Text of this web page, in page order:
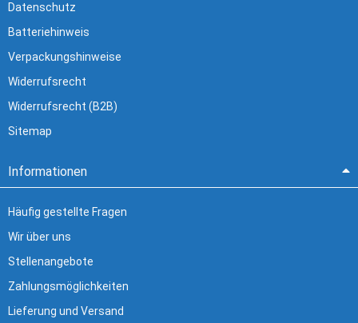
Datenschutz
Batteriehinweis
Verpackungshinweise
Widerrufsrecht
Widerrufsrecht (B2B)
Sitemap
Informationen
Häufig gestellte Fragen
Wir über uns
Stellenangebote
Zahlungsmöglichkeiten
Lieferung und Versand